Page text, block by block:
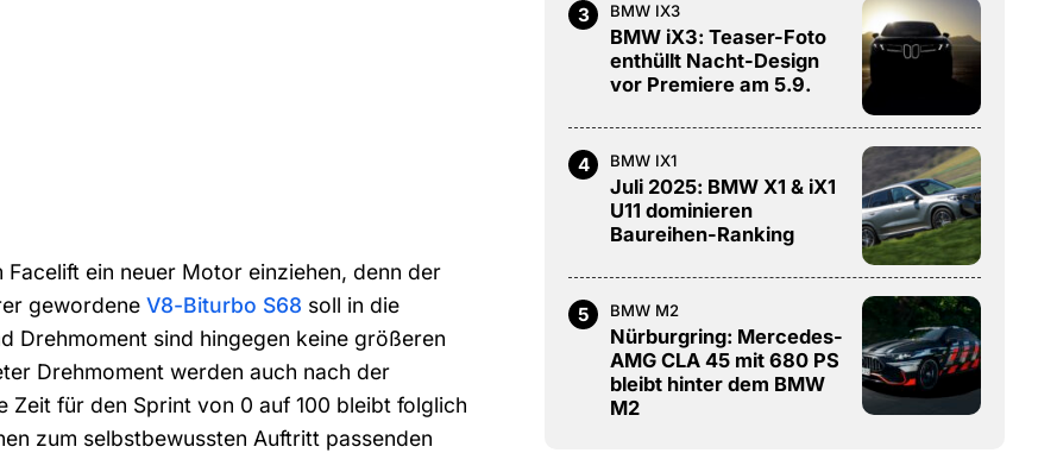
ein neuer Motor einziehen, denn der
gewordeneV8-Biturbo S68 soll in die
Drehmoment sind hingegen keine größeren
Drehmoment werden auch nach der
für den Sprint von 0 auf 100 bleibt folglich
zum selbstbewussten Auftritt passenden
3 BMW IX3
BMW iX3: Teaser-Foto
enthüllt Nacht-Design
vor Premiere am 5.9.
4 BMW IX1
Juli 2025: BMW X1 & iX1
U11 dominieren
Baureihen-Ranking
5 BMW M2
Nürburgring: Mercedes-
AMG CLA 45 mit 680 PS
bleibt hinter dem BMW
M2